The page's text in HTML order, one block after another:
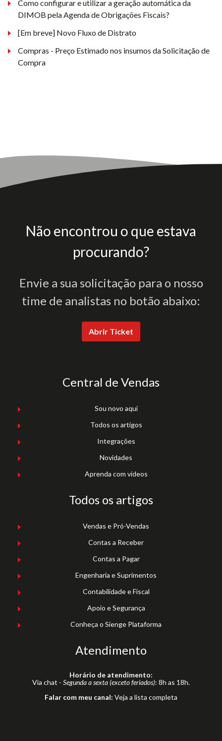
Como configurar e utilizar a geração automática da
DIMOB pela Agenda de Obrigações Fiscais?
[Em breve] Novo Fluxo de Distrato
Compras - Preço Estimado nos insumos da Solicitação de
Compra
Não encontrou o que estava
procurando?
Envie a sua solicitação para o nosso
time de analistas no botão abaixo:
Abrir Ticket
Central de Vendas
Sou novo aqui
Todos os artigos
Integrações
Novidades
Aprenda com vídeos
Todos os artigos
Vendas e Pró-Vendas
Contas a Receber
Contas a Pagar
Engenharia e Suprimentos
Contabilidade e Fiscal
Apoio e Segurança
Conheça o Sienge Plataforma
Atendimento
Horário de atendimento:
Via chat - Segunda a sexta (exceto feriados): 8h as 18h.
Falar com meu canal: Veja a lista completa